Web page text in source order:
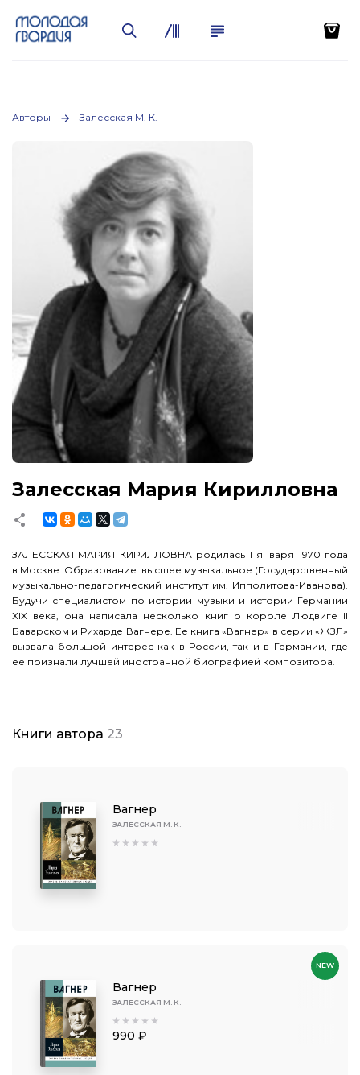
Авторы Залесская М. К.
Залесская Мария Кирилловна
ЗАЛЕССКАЯ МАРИЯ КИРИЛЛОВНА родилась 1 января 1970 года
в Москве. Образование: высшее музыкальное (Государственный
музыкально-педагогический институт им. Ипполитова-Иванова).
Будучи специалистом по истории музыки и истории Германии
ХIX века, она написала несколько книг о короле Людвиге II
Баварском и Рихарде Вагнере. Ее книга «Вагнер» в серии «ЖЗЛ»
вызвала большой интерес как в России, так и в Германии, где
ее признали лучшей иностранной биографией композитора.
Книги автора 23
Вагнер
ЗАЛЕССКАЯ М. К.
Вагнер
ЗАЛЕССКАЯ М. К.
990 ₽
NEW